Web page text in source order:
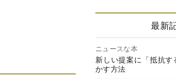
最新
ニュースな本
新しい提案に「抵抗
かす方法